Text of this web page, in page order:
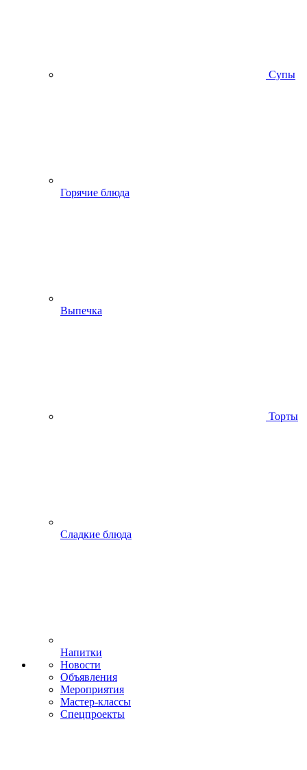
Супы
Горячие блюда
Выпечка
Торты
Сладкие блюда
Напитки
Новости
Объявления
Мероприятия
Мастер-классы
Спецпроекты